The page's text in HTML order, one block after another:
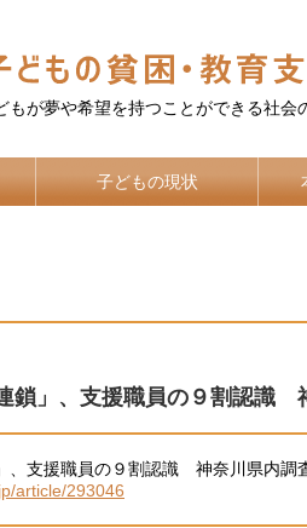
もが夢や希望を持つことができる社会
子どもの現状
鎖」、支援職員の９割認識
、支援職員の９割認識 神奈川県内調
article/293046